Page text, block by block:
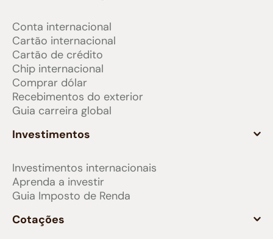
Conta internacional
Cartão internacional
Cartão de crédito
Chip internacional
Comprar dólar
Recebimentos do exterior
Guia carreira global
Investimentos
Investimentos internacionais
Aprenda a investir
Guia Imposto de Renda
Cotações